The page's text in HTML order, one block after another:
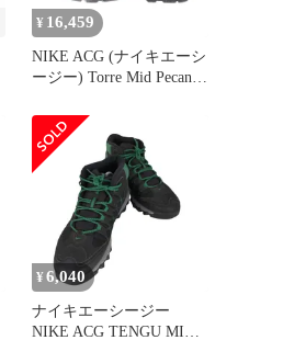
¥ 16,459
NIKE ACG (ナイキエーシ
ージー) Torre Mid Pecan
ッド ピーカン アンド オ
リーブグレー ミッドカッ
トスニーカー ブラウン/
グレー US9/27cm
FD0212-200
¥ 6,040
ナイキエーシージー
NIKE ACG TENGU MID